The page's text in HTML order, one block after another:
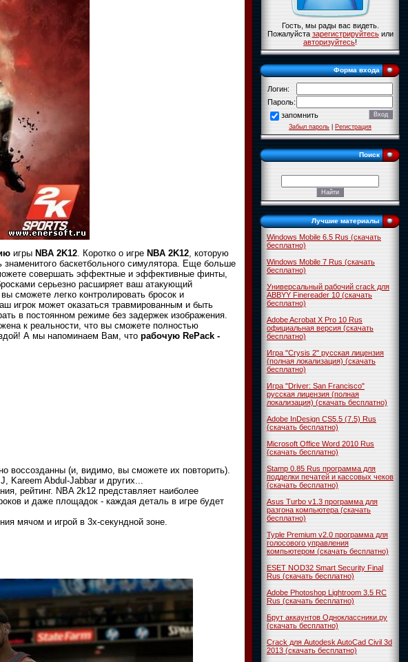
игры NBA 2K12 . Коротко о игре NBA 2K12 , которую
знаменитого баскетбольного симулятора. Еще больше
совершать эффектные и эффективные финты,
серьезно расширяет ваш атакующий
сможете легко контролировать бросок и
игрок может оказаться травмированным и быть
в постоянном режиме без задержек изображения.
к реальности, что вы сможете полностью
А мы напоминаем Вам, что рабочую RePack -
воссозданны (и, видимо, вы сможете их повторить).
Kareem Abdul-Jabbar и других...
рейтинг. NBA 2k12 представляет наиболее
и даже площадок - каждая деталь в игре будет
мячом и игрой в 3х-секундной зоне.
Гость, мы рады вас видеть.
Пожалуйстазарегистрируйтесьили
авторизуйтесь!
Форма входа
Логин:
Пароль:
запомнить
Забыл пароль|Регистрация
Поиск
Лучшие материалы
Windows Mobile 6.5 Rus (скачать
бесплатно)
Windows Mobile 7 Rus (скачать
бесплатно)
Универсальный рабочий crack для
ABBYY Finereader 10 (скачать
бесплатно)
Adobe Acrobat X Pro 10 Rus
официальная версия (скачать
бесплатно)
Игра "Crysis 2" русская лицензия
(полная локализация) (скачать
бесплатно)
Игра "Driver: San Francisco"
русская лицензия (полная
локализация) (скачать бесплатно)
Adobe InDesign CS5.5 (7.5) Rus
(скачать бесплатно)
Microsoft Office Word 2010 Rus
(скачать бесплатно)
Stamp 0.85 Rus программа для
подделки печатей и кассовых чеков
(скачать бесплатно)
Asus Turbo v1.3 программа для
разгона компьютера (скачать
бесплатно)
Typle Premium v2.0 программа для
голосового управления
компьютером (скачать бесплатно)
ESET NOD32 Smart Security Final
Rus (скачать бесплатно)
Adobe Photoshop Lightroom 3.5 RC
Rus (скачать бесплатно)
Брут аккаунтов Одноклассники.ру
(скачать бесплатно)
Crack для Autodesk AutoCad Civil 3d
2013 (скачать бесплатно)